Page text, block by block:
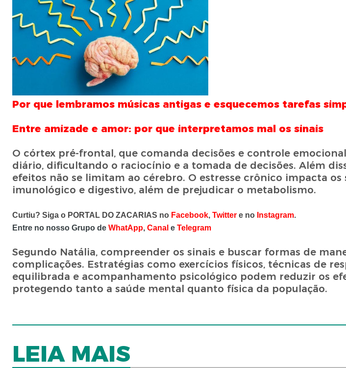
Por que lembramos músicas antigas e esquecemos tarefas
Entre amizade e amor: por que interpretamos mal os sinais
O córtex pré-frontal, que comanda decisões e controle
diário, dificultando o raciocínio e a tomada de decisões. Além
efeitos não se limitam ao cérebro. O estresse crônico impacta os
imunológico e digestivo, além de prejudicar o metabolismo.
Curtiu? Siga o PORTAL DO ZACARIAS no Facebook, Twittere no Instagram.
Entre no nosso Grupo de WhatApp, Canal e Telegram
Segundo Natália, compreender os sinais e buscar formas de
complicações. Estratégias como exercícios físicos, técnicas de
equilibrada e acompanhamento psicológico podem reduzir os
protegendo tanto a saúde mental quanto física da população.
LEIA MAIS